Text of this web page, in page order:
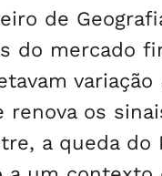
de
do mercado
renova os
a queda do